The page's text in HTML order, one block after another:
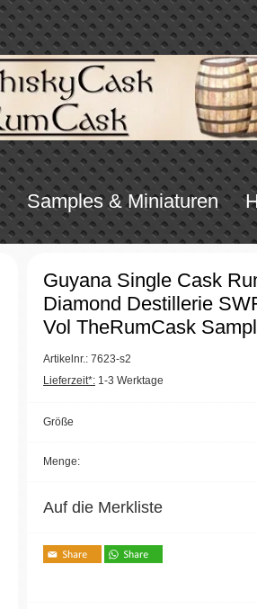
Samples & Miniaturen
Guyana Single Cask
Diamond Destillerie
Vol TheRumCask
Artikelnr.: 7623-s2
Lieferzeit*: 1-3 Werktage
Größe
Menge:
Auf die Merkliste